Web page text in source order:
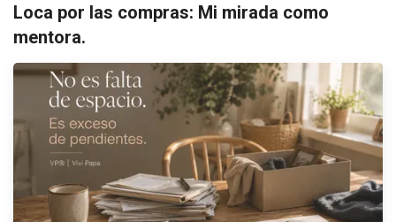
Loca por las compras: Mi mirada como
mentora.